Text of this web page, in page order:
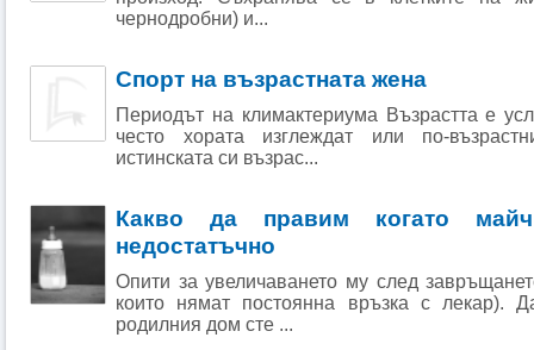
чернодробни) и...
Спорт на възрастната жена
Периодът на климактериума Възрастта е
често хората изглеждат или по-
истинската си възрас...
Какво да правим когато
недостатъчно
Опити за увеличаването му след
които нямат постоянна връзка с лекар).
родилния дом сте ...